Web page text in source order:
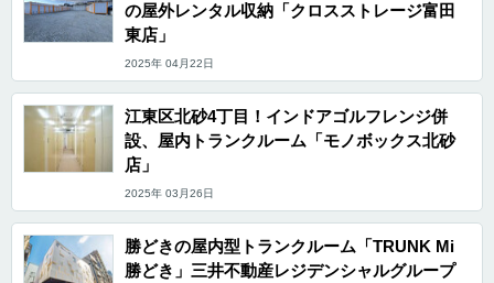
の屋外レンタル収納「クロスストレージ富田
東店」
2025年 04月22日
江東区北砂4丁目！インドアゴルフレンジ併
設、屋内トランクルーム「モノボックス北砂
店」
2025年 03月26日
勝どきの屋内型トランクルーム「TRUNK Mi
勝どき」三井不動産レジデンシャルグループ